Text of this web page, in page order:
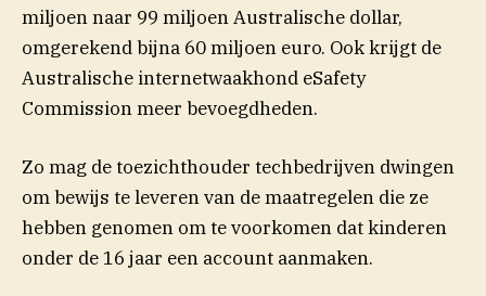
miljoen naar 99 miljoen Australische dollar,
omgerekend bijna 60 miljoen euro. Ook krijgt de
Australische internetwaakhond eSafety
Commission meer bevoegdheden.
Zo mag de toezichthouder techbedrijven dwingen
om bewijs te leveren van de maatregelen die ze
hebben genomen om te voorkomen dat kinderen
onder de 16 jaar een account aanmaken.